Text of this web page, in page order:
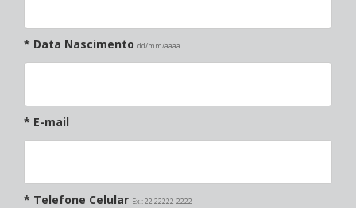
* Data Nascimento dd/mm/aaaa
* E-mail
* Telefone Celular Ex.: 22 22222-2222